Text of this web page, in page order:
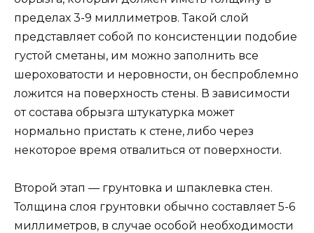
пределах 3-9 миллиметров. Такой слой
представляет собой по консистенции подобие
густой сметаны, им можно заполнить все
шероховатости и неровности, он беспроблемно
ложится на поверхность стены. В зависимости
от состава обрызга штукатурка может
нормально пристать к стене, либо через
некоторое время отвалиться от поверхности.
Второй этап — грунтовка и шпаклевка стен.
Толщина слоя грунтовки обычно составляет 5-6
миллиметров, в случае особой необходимости